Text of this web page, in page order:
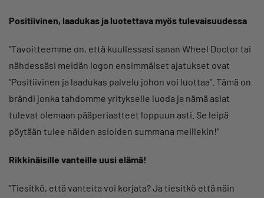
Positiivinen, laadukas ja luotettava myös tulevaisuudessa
”Tavoitteemme on, että kuullessasi sanan Wheel Doctor tai
nähdessäsi meidän logon ensimmäiset ajatukset ovat
“Positiivinen ja laadukas palvelu johon voi luottaa”. Tämä on
brändi jonka tahdomme yritykselle luoda ja nämä asiat
tulevat olemaan pääperiaatteet loppuun asti. Se leipä
pöytään tulee näiden asioiden summana meillekin!”
Rikkinäisille vanteille uusi elämä!
”Tiesitkö, että vanteita voi korjata? Ja tiesitkö että näin